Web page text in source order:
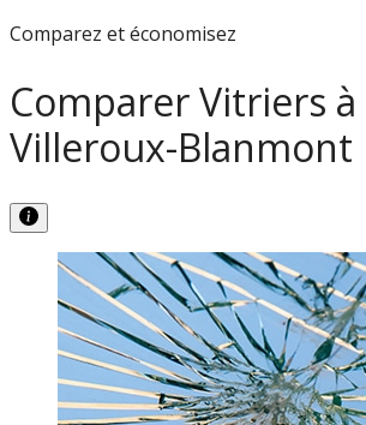
Comparez et économisez
Comparer Vitriers
Villeroux-Blanmont